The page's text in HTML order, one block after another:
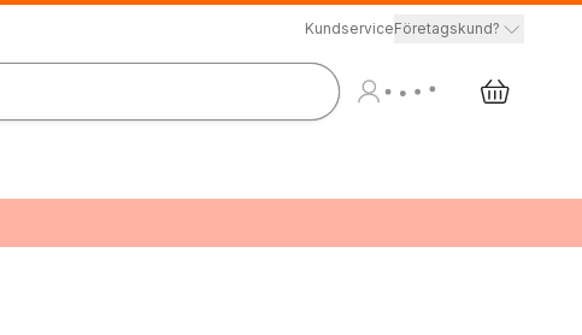
KundserviceFöretagskund?